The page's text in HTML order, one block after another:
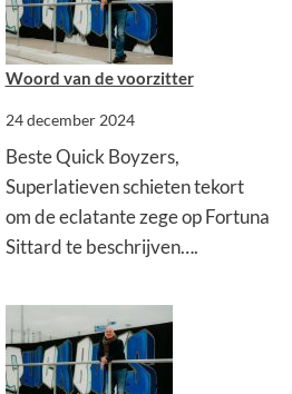
Woord van de voorzitter
24 december 2024
Beste Quick Boyzers,
Superlatieven schieten tekort
om de eclatante zege op Fortuna
Sittard te beschrijven….